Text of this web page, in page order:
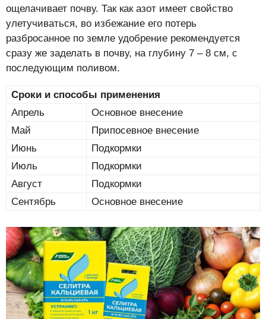
ощелачивает почву. Так как азот имеет свойство
улетучиваться, во избежание его потерь
разбросанное по земле удобрение рекомендуется
сразу же заделать в почву, на глубину 7 – 8 см, с
последующим поливом.
Сроки и способы применения
Апрель
Основное внесение
Май
Припосевное внесение
Июнь
Подкормки
Июль
Подкормки
Август
Подкормки
Сентябрь
Основное внесение